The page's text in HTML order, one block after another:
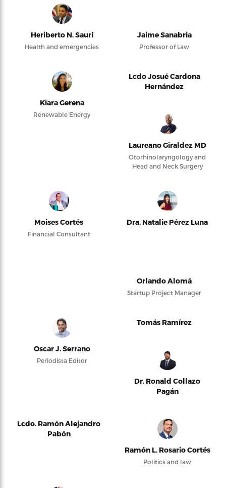
Heriberto N. Saurí
Health and emergencies
Jaime Sanabria
Professor of Law
Kiara Gerena
Renewable Energy
Lcdo Josué Cardona
Hernández
Laureano Giraldez MD
Otorhinolaryngology and
Head and Neck Surgery
Moises Cortés
Financial Consultant
Dra. Natalie Pérez Luna
Orlando Alomá
Startup Project Manager
Oscar J. Serrano
Periodista Editor
Tomás Ramírez
Dr. Ronald Collazo
Pagán
Lcdo. Ramón Alejandro
Pabón
Ramón L. Rosario Cortés
Politics and law